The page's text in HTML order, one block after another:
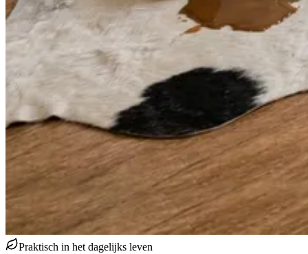
Praktisch in het dagelijks leven